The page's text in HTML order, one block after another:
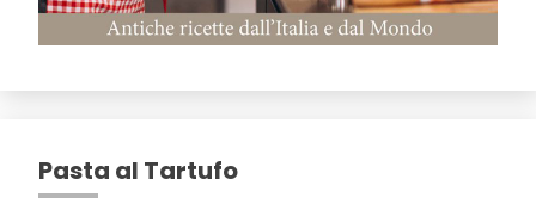
Pasta al Tartufo